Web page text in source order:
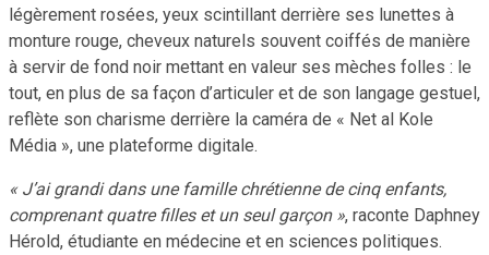
légèrement rosées, yeux scintillant derrière ses lunettes à
monture rouge, cheveux naturels souvent coiffés de manière
à servir de fond noir mettant en valeur ses mèches folles : le
tout, en plus de sa façon d’articuler et de son langage gestuel,
reflète son charisme derrière la caméra de « Net al Kole
Média », une plateforme digitale.
« J’ai grandi dans une famille chrétienne de cinq enfants,
comprenant quatre filles et un seul garçon », raconte Daphney
Hérold, étudiante en médecine et en sciences politiques.